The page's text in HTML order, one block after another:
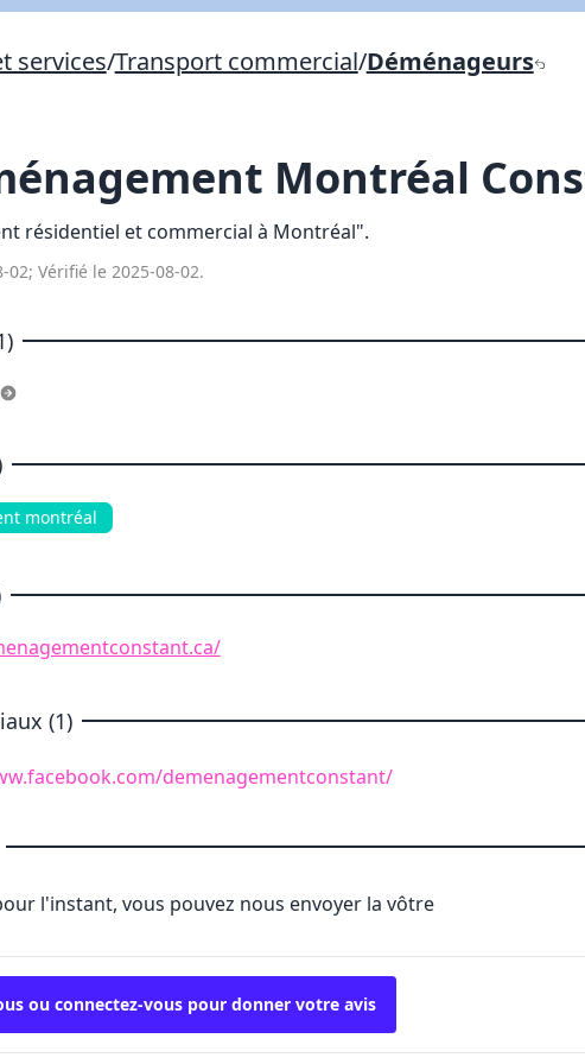
services/Transport commercial/Déménageurs
Montréal
résidentiel et commercial à Montréal".
02; Vérifié le 2025-08-02.
montréal
(1)
demenagementconstant/
l'instant, vous pouvez nous envoyer la vôtre
ou connectez-vous pour donner votre avis
X Fermer Envoyez
Copier lien
X Fermer Envoyez